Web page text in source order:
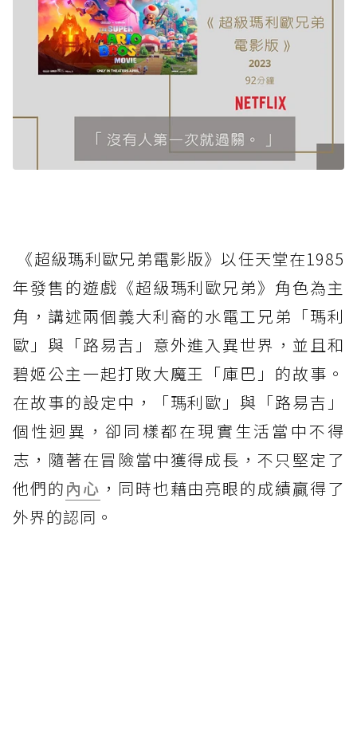
《超級瑪利歐兄弟電影版》以任天堂在1985
年發售的遊戲《超級瑪利歐兄弟》角色為主
角，講述兩個義大利裔的水電工兄弟「瑪利
歐」與「路易吉」意外進入異世界，並且和
碧姬公主一起打敗大魔王「庫巴」的故事。
在故事的設定中，「瑪利歐」與「路易吉」
個性迥異，卻同樣都在現實生活當中不得
志，隨著在冒險當中獲得成長，不只堅定了
他們的內心 ，同時也藉由亮眼的成績贏得了
外界的認同。